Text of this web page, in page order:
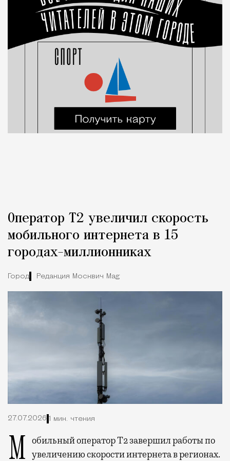
Оператор Т2 увеличил скорость
мобильного интернета в 15
городах-миллионниках
Город Редакция Москвич Mag
27.07.2026 1 мин. чтения
Мобильный оператор Т2 завершил работы по увеличению скорости интернета в регионах.